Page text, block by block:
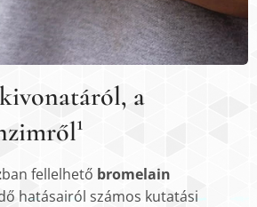
a
ban fellelhető bromelain
hatásairól számos kutatási